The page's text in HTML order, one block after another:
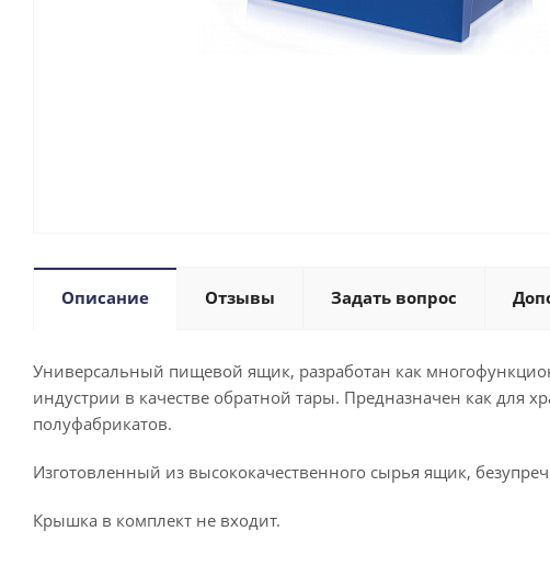
Описание Отзывы Задать вопрос
Универсальный пищевой ящик, разработан как
индустрии в качестве обратной тары. Предназначен как для
полуфабрикатов.
Изготовленный из высококачественного сырья ящик,
Крышка в комплект не входит.